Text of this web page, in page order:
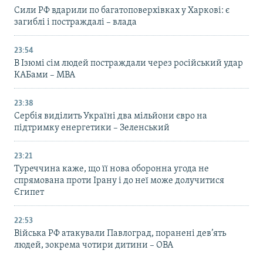
Сили РФ вдарили по багатоповерхівках у Харкові: є
загиблі і постраждалі – влада
23:54
В Ізюмі сім людей постраждали через російський удар
КАБами – МВА
23:38
Сербія виділить Україні два мільйони євро на
підтримку енергетики – Зеленський
23:21
Туреччина каже, що її нова оборонна угода не
спрямована проти Ірану і до неї може долучитися
Єгипет
22:53
Війська РФ атакували Павлоград, поранені дев’ять
людей, зокрема чотири дитини – ОВА